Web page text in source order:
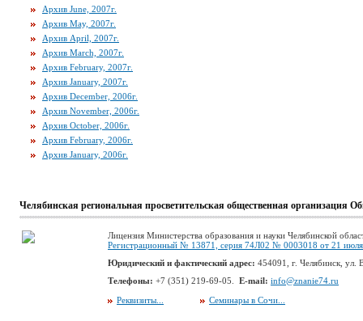
Архив June, 2007г.
Архив May, 2007г.
Архив April, 2007г.
Архив March, 2007г.
Архив February, 2007г.
Архив January, 2007г.
Архив December, 2006г.
Архив November, 2006г.
Архив October, 2006г.
Архив February, 2006г.
Архив January, 2006г.
Челябинская региональная просветительская общественная организация
Лицензия Министерства образования и науки Челябинской
Регистрационный № 13871, серия 74Л02 № 0003018 от 21
Юридический и фактический адрес: 454091, г. Челябинск, ул.
Телефоны: +7 (351) 219-69-05. E-mail: info@znanie74.ru
Реквизиты...
Семинары в Сочи...